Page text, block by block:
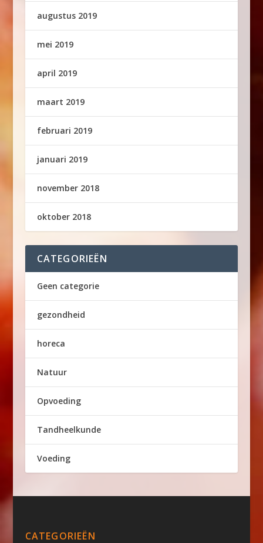
augustus 2019
mei 2019
april 2019
maart 2019
februari 2019
januari 2019
november 2018
oktober 2018
CATEGORIEËN
Geen categorie
gezondheid
horeca
Natuur
Opvoeding
Tandheelkunde
Voeding
CATEGORIEËN